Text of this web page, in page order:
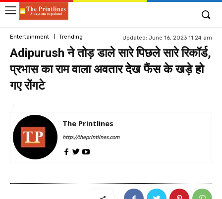
Entertainment Trending Updated: June 16, 2023 11:24 am
Adipurush ने तोड़ डाले सारे पिछले सारे रिकॉर्ड,
प्रभास का राम वाला अवतार देख फैंस के खड़े हो
गए रोंगटे
The Printlines
http://theprintlines.com